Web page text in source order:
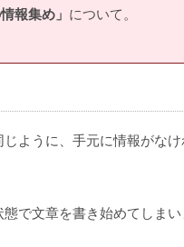
報集め」 について。
ように、手元に情報がなけ
で文章を書き始めてしまい